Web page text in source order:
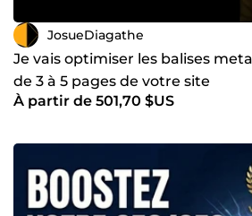
JosueDiagathe
Je vais optimiser les balises
de 3 à 5 pages de votre site
À partir de 501,70 $US